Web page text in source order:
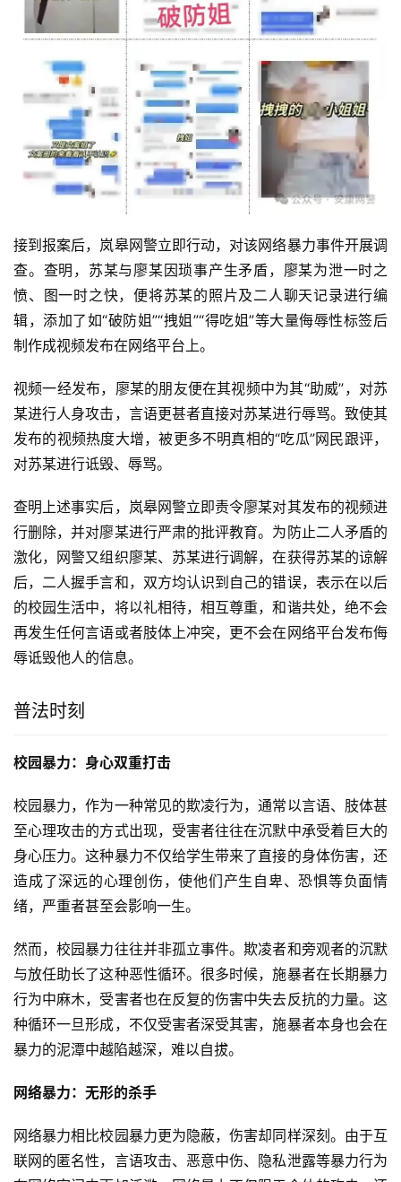
接到报案后，岚皋网警立即行动，对该网络暴力事件开展调
查。查明，苏某与廖某因琐事产生矛盾，廖某为泄一时之
愤、图一时之快，便将苏某的照片及二人聊天记录进行编
辑，添加了如“破防姐”“拽姐”“得吃姐”等大量侮辱性标签后
制作成视频发布在网络平台上。
视频一经发布，廖某的朋友便在其视频中为其“助威”，对苏
某进行人身攻击，言语更甚者直接对苏某进行辱骂。致使其
发布的视频热度大增，被更多不明真相的“吃瓜”网民跟评，
对苏某进行诋毁、辱骂。
查明上述事实后，岚皋网警立即责令廖某对其发布的视频进
行删除，并对廖某进行严肃的批评教育。为防止二人矛盾的
激化，网警又组织廖某、苏某进行调解，在获得苏某的谅解
后，二人握手言和，双方均认识到自己的错误，表示在以后
的校园生活中，将以礼相待，相互尊重，和谐共处，绝不会
再发生任何言语或者肢体上冲突，更不会在网络平台发布侮
辱诋毁他人的信息。
普法时刻
校园暴力：身心双重打击
校园暴力，作为一种常见的欺凌行为，通常以言语、肢体甚
至心理攻击的方式出现，受害者往往在沉默中承受着巨大的
身心压力。这种暴力不仅给学生带来了直接的身体伤害，还
造成了深远的心理创伤，使他们产生自卑、恐惧等负面情
绪，严重者甚至会影响一生。
然而，校园暴力往往并非孤立事件。欺凌者和旁观者的沉默
与放任助长了这种恶性循环。很多时候，施暴者在长期暴力
行为中麻木，受害者也在反复的伤害中失去反抗的力量。这
种循环一旦形成，不仅受害者深受其害，施暴者本身也会在
暴力的泥潭中越陷越深，难以自拔。
网络暴力：无形的杀手
网络暴力相比校园暴力更为隐蔽，伤害却同样深刻。由于互
联网的匿名性，言语攻击、恶意中伤、隐私泄露等暴力行为